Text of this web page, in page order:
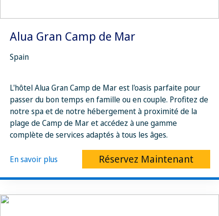
Alua Gran Camp de Mar
Spain
L'hôtel Alua Gran Camp de Mar est l'oasis parfaite pour
passer du bon temps en famille ou en couple. Profitez de
notre spa et de notre hébergement à proximité de la
plage de Camp de Mar et accédez à une gamme
complète de services adaptés à tous les âges.
En savoir plus Réservez Maintenant